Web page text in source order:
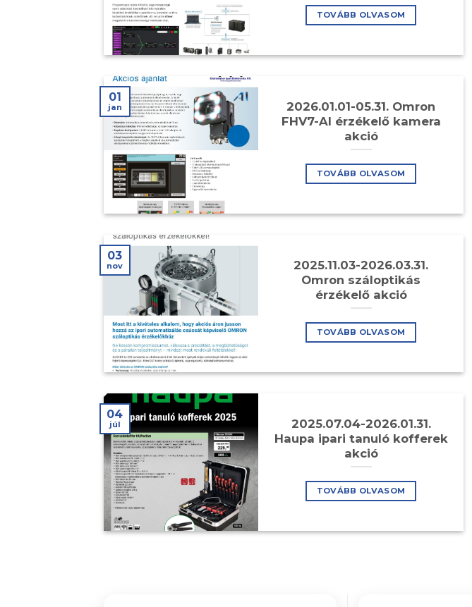
TOVÁBB OLVASOM
2026.01.01-05.31. Omron
FHV7-AI érzékelő kamera
akció
TOVÁBB OLVASOM
01
jan
2025.11.03-2026.03.31.
Omron száloptikás
érzékelő akció
TOVÁBB OLVASOM
03
nov
2025.07.04-2026.01.31.
Haupa ipari tanuló kofferek
akció
TOVÁBB OLVASOM
04
júl